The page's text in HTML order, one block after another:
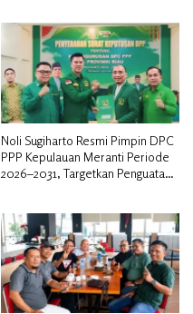
Noli Sugiharto Resmi Pimpin DPC
PPP Kepulauan Meranti Periode
2026–2031, Targetkan Penguatan